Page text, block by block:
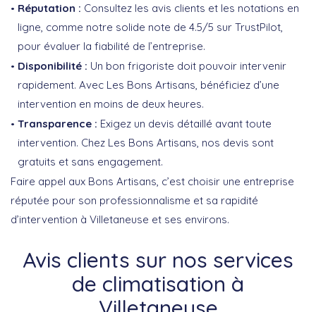
Réputation : Consultez les avis clients et les notations en
ligne, comme notre solide note de 4.5/5 sur TrustPilot,
pour évaluer la fiabilité de l’entreprise.
Disponibilité : Un bon frigoriste doit pouvoir intervenir
rapidement. Avec Les Bons Artisans, bénéficiez d’une
intervention en moins de deux heures.
Transparence : Exigez un devis détaillé avant toute
intervention. Chez Les Bons Artisans, nos devis sont
gratuits et sans engagement.
Faire appel aux Bons Artisans, c’est choisir une entreprise
réputée pour son professionnalisme et sa rapidité
d’intervention à Villetaneuse et ses environs.
Avis clients sur nos services
de climatisation à